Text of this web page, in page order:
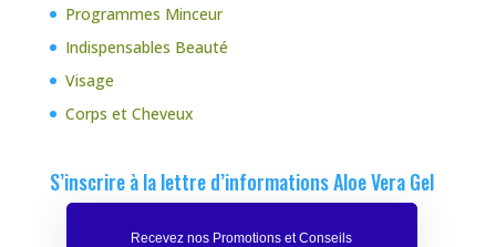
Programmes Minceur
Indispensables Beauté
Visage
Corps et Cheveux
S’inscrire à la lettre d’informations Aloe Vera Gel
Recevez nos Promotions et Conseils